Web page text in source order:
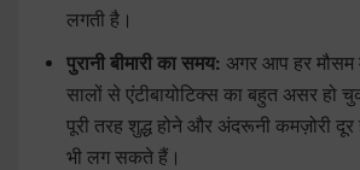
लगती है।
पुरानी बीमारी का समय: अगर आप हर मौसम
सालों से एंटीबायोटिक्स का बहुत असर हो
पूरी तरह शुद्ध होने और अंदरूनी कमज़ोरी
भी लग सकते हैं।